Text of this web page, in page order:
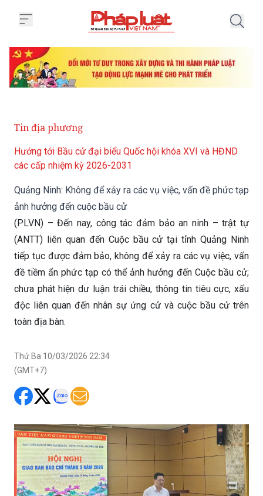
Tin địa phương
Hướng tới Bầu cử đại biểu Quốc hội khóa XVI và HĐND
các cấp nhiệm kỳ 2026-2031
Quảng Ninh: Không để xảy ra các vụ việc, vấn đề phức tạp
ảnh hưởng đến cuộc bầu cử
(PLVN) – Đến nay, công tác đảm bảo an ninh – trật tự
(ANTT) liên quan đến Cuộc bầu cử tại tỉnh Quảng Ninh
tiếp tục được đảm bảo, không để xảy ra các vụ việc, vấn
đề tiềm ẩn phức tạp có thể ảnh hưởng đến Cuộc bầu cử;
chưa phát hiện dư luận trái chiều, thông tin tiêu cực, xấu
độc liên quan đến nhân sự ứng cử và cuộc bầu cử trên
toàn địa bàn.
Thứ Ba 10/03/2026 22:34
(GMT+7)